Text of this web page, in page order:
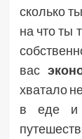
сколько
на что ты
вас
хватало
в еде и